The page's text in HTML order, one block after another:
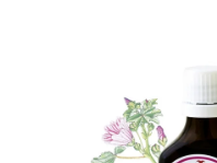
hvězdiček.